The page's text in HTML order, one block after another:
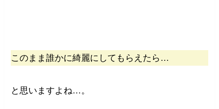
このまま誰かに綺麗にしてもらえたら…
と思いますよね…。